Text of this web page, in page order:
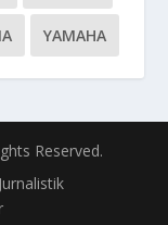
YAMAHA
Reserved.